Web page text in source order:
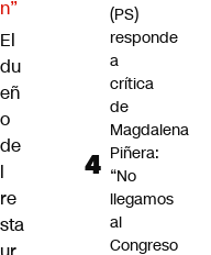
n”
El
du
eñ
o
de
l
re
sta
(PS)
responde
a
crítica
de
Magdalena
Piñera:
“No
llegamos
al
Congreso